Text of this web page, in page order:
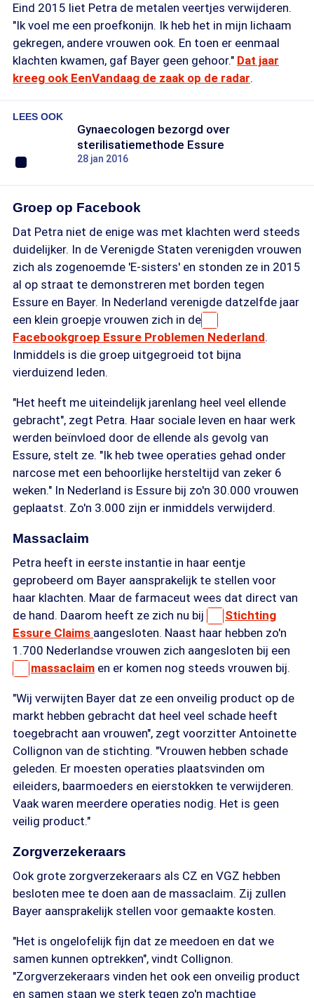
Eind 2015 liet Petra de metalen veertjes verwijderen.
"Ik voel me een proefkonijn. Ik heb het in mijn lichaam
gekregen, andere vrouwen ook. En toen er eenmaal
klachten kwamen, gaf Bayer geen gehoor." Dat jaar
kreeg ook EenVandaag de zaak op de radar.
LEES OOK
Gynaecologen bezorgd over
sterilisatiemethode Essure
28 jan 2016
Groep op Facebook
Dat Petra niet de enige was met klachten werd steeds
duidelijker. In de Verenigde Staten verenigden vrouwen
zich als zogenoemde 'E-sisters' en stonden ze in 2015
al op straat te demonstreren met borden tegen
Essure en Bayer. In Nederland verenigde datzelfde jaar
een klein groepje vrouwen zich in de
Facebookgroep Essure Problemen Nederland.
Inmiddels is die groep uitgegroeid tot bijna
vierduizend leden.
"Het heeft me uiteindelijk jarenlang heel veel ellende
gebracht", zegt Petra. Haar sociale leven en haar werk
werden beïnvloed door de ellende als gevolg van
Essure, stelt ze. "Ik heb twee operaties gehad onder
narcose met een behoorlijke hersteltijd van zeker 6
weken." In Nederland is Essure bij zo'n 30.000 vrouwen
geplaatst. Zo'n 3.000 zijn er inmiddels verwijderd.
Massaclaim
Petra heeft in eerste instantie in haar eentje
geprobeerd om Bayer aansprakelijk te stellen voor
haar klachten. Maar de farmaceut wees dat direct van
de hand. Daarom heeft ze zich nu bij
Stichting
Essure Claims aangesloten. Naast haar hebben zo'n
1.700 Nederlandse vrouwen zich aangesloten bij een
massaclaim en er komen nog steeds vrouwen bij.
"Wij verwijten Bayer dat ze een onveilig product op de
markt hebben gebracht dat heel veel schade heeft
toegebracht aan vrouwen", zegt voorzitter Antoinette
Collignon van de stichting. "Vrouwen hebben schade
geleden. Er moesten operaties plaatsvinden om
eileiders, baarmoeders en eierstokken te verwijderen.
Vaak waren meerdere operaties nodig. Het is geen
veilig product."
Zorgverzekeraars
Ook grote zorgverzekeraars als CZ en VGZ hebben
besloten mee te doen aan de massaclaim. Zij zullen
Bayer aansprakelijk stellen voor gemaakte kosten.
"Het is ongelofelijk fijn dat ze meedoen en dat we
samen kunnen optrekken", vindt Collignon.
"Zorgverzekeraars vinden het ook een onveilig product
en samen staan we sterk tegen zo'n machtige